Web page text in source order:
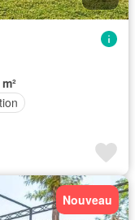
Nouveau